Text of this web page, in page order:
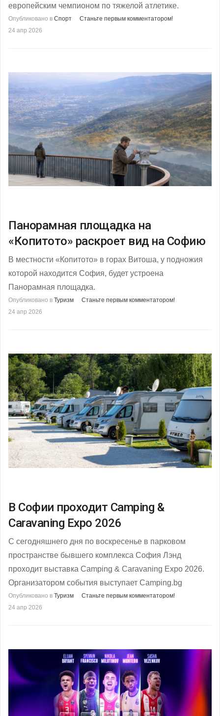
европейским чемпионом по тяжелой атлетике.
Опубликовано в Спорт
Станьте первым комментатором!
24 апр 2026
Панорамная площадка на
«Копитото» раскроет вид на Софию
В местности «Копитото» в горах Витоша, у подножия
которой находится София, будет устроена
Панорамная площадка.
Опубликовано в Туризм
Станьте первым комментатором!
24 апр 2026
В Софии проходит Camping &
Caravaning Expo 2026
С сегодняшнего дня по воскресенье в парковом
пространстве бывшего комплекса София Лэнд
проходит выставка Camping & Caravaning Expo 2026.
Организатором события выступает Camping.bg
Опубликовано в Туризм
Станьте первым комментатором!
24 апр 2026